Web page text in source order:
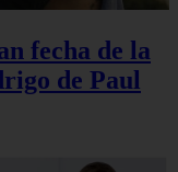
fecha de la
de Paul